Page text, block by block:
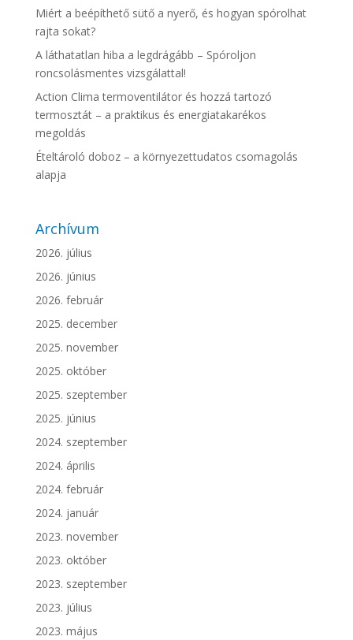
Miért a beépíthető sütő a nyerő, és hogyan spórolhat
rajta sokat?
A láthatatlan hiba a legdrágább – Spóroljon
roncsolásmentes vizsgálattal!
Action Clima termoventilátor és hozzá tartozó
termosztát – a praktikus és energiatakarékos
megoldás
Ételtároló doboz – a környezettudatos csomagolás
alapja
Archívum
2026. július
2026. június
2026. február
2025. december
2025. november
2025. október
2025. szeptember
2025. június
2024. szeptember
2024. április
2024. február
2024. január
2023. november
2023. október
2023. szeptember
2023. július
2023. május